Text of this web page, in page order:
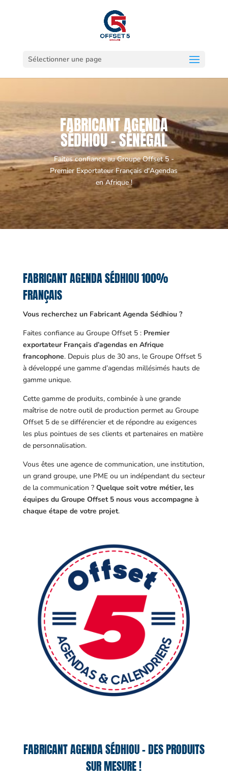
Sélectionner une page
FABRICANT AGENDA
SÉDHIOU - SÉNÉGAL
Faites confiance au Groupe Offset 5 -
Premier Exportateur Français d'Agendas
en Afrique !
FABRICANT AGENDA SÉDHIOU 100%
FRANÇAIS
Vous recherchez un Fabricant Agenda Sédhiou ?
Faites confiance au Groupe Offset 5 : Premier
exportateur Français d’agendas en Afrique
francophone. Depuis plus de 30 ans, le Groupe Offset 5
à développé une gamme d’agendas millésimés hauts de
gamme unique.
Cette gamme de produits, combinée à une grande
maîtrise de notre outil de production permet au Groupe
Offset 5 de se différencier et de répondre au exigences
les plus pointues de ses clients et partenaires en matière
de personnalisation.
Vous êtes une agence de communication, une institution,
un grand groupe, une PME ou un indépendant du secteur
de la communication ? Quelque soit votre métier, les
équipes du Groupe Offset 5 nous vous accompagne à
chaque étape de votre projet.
FABRICANT AGENDA SÉDHIOU – DES PRODUITS
SUR MESURE !